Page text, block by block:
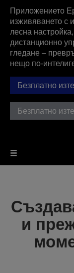
Приложението
изживяването с
лесна
дистанционно
гледане –
нещо по-
Безплатно
Безплатно
и